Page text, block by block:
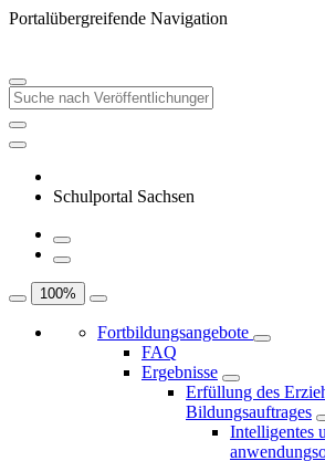
Portalübergreifende Navigation
Schulportal Sachsen
100%
Fortbildungsangebote
FAQ
Ergebnisse
Erfüllung des
Bildungsauftrages
Intelligentes